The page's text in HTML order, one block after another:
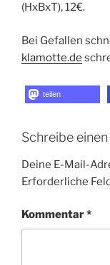
(HxBxT), 12€.
Bei Gefallen
klamotte.de
teilen
Schreibe
Deine E-Mail-
Erforderliche
Kommentar*